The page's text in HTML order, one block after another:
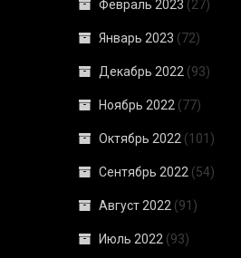
Февраль 2023 (27)
Январь 2023 (72)
Декабрь 2022 (93)
Ноябрь 2022 (77)
Октябрь 2022 (101)
Сентябрь 2022 (54)
Август 2022 (91)
Июль 2022 (93)